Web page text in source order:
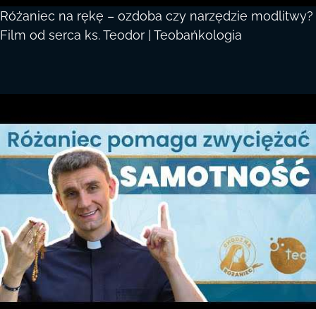
Różaniec na rękę – ozdoba czy narzędzie modlitwy?
Film od serca ks. Teodor | Teobańkologia